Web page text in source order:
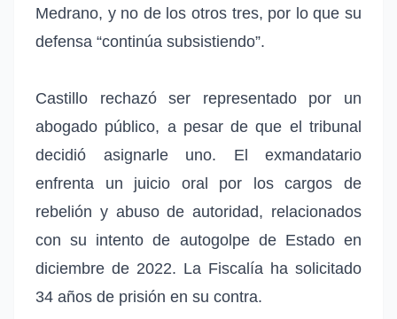
Medrano, y no de los otros tres, por lo que su
defensa “continúa subsistiendo”.
Castillo rechazó ser representado por un
abogado público, a pesar de que el tribunal
decidió asignarle uno. El exmandatario
enfrenta un juicio oral por los cargos de
rebelión y abuso de autoridad, relacionados
con su intento de autogolpe de Estado en
diciembre de 2022. La Fiscalía ha solicitado
34 años de prisión en su contra.